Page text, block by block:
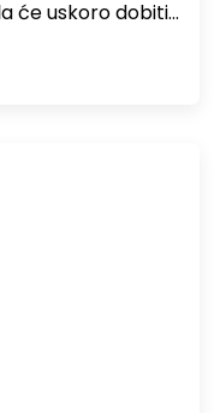
će uskoro dobiti…